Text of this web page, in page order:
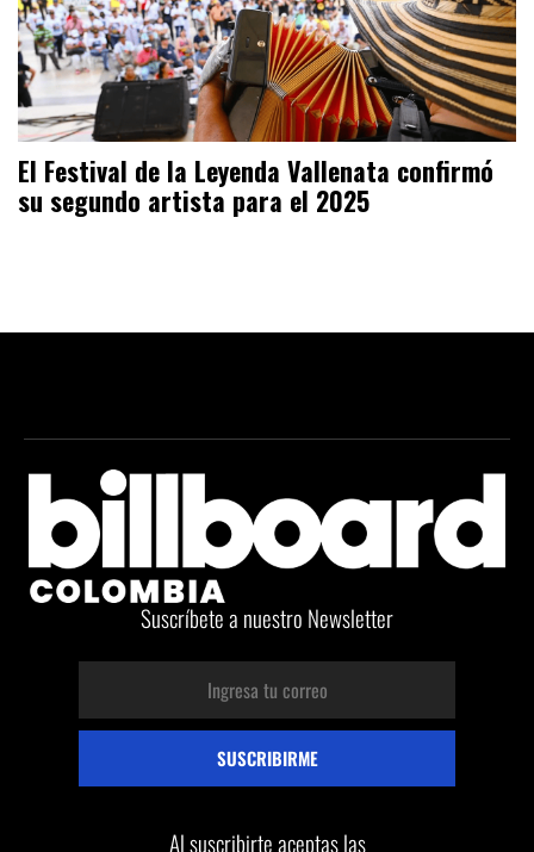
El Festival de la Leyenda Vallenata confirmó
su segundo artista para el 2025
Suscríbete a nuestro Newsletter
Al suscribirte aceptas las